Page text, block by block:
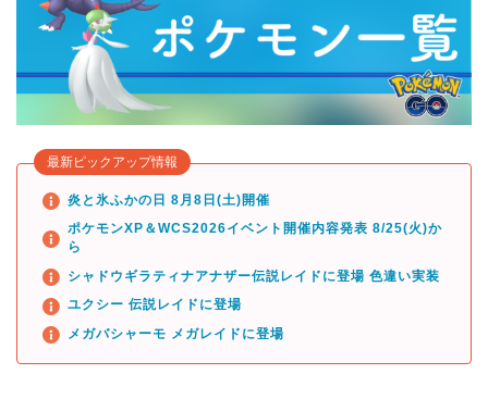
最新ピックアップ情報
炎と氷ふかの日 8月8日(土)開催
ポケモンXP＆WCS2026イベント開催内容発表 8/25(火)か
ら
シャドウギラティナアナザー伝説レイドに登場 色違い実装
ユクシー 伝説レイドに登場
メガバシャーモ メガレイドに登場